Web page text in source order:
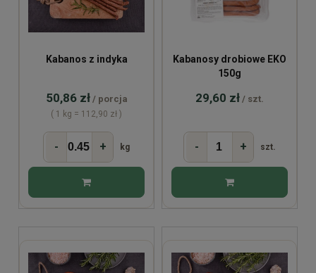
Kabanos z indyka
50,86 zł / porcja
( 1 kg = 112,90 zł )
- + kg
Kabanosy drobiowe EKO
150g
29,60 zł / szt.
- + szt.